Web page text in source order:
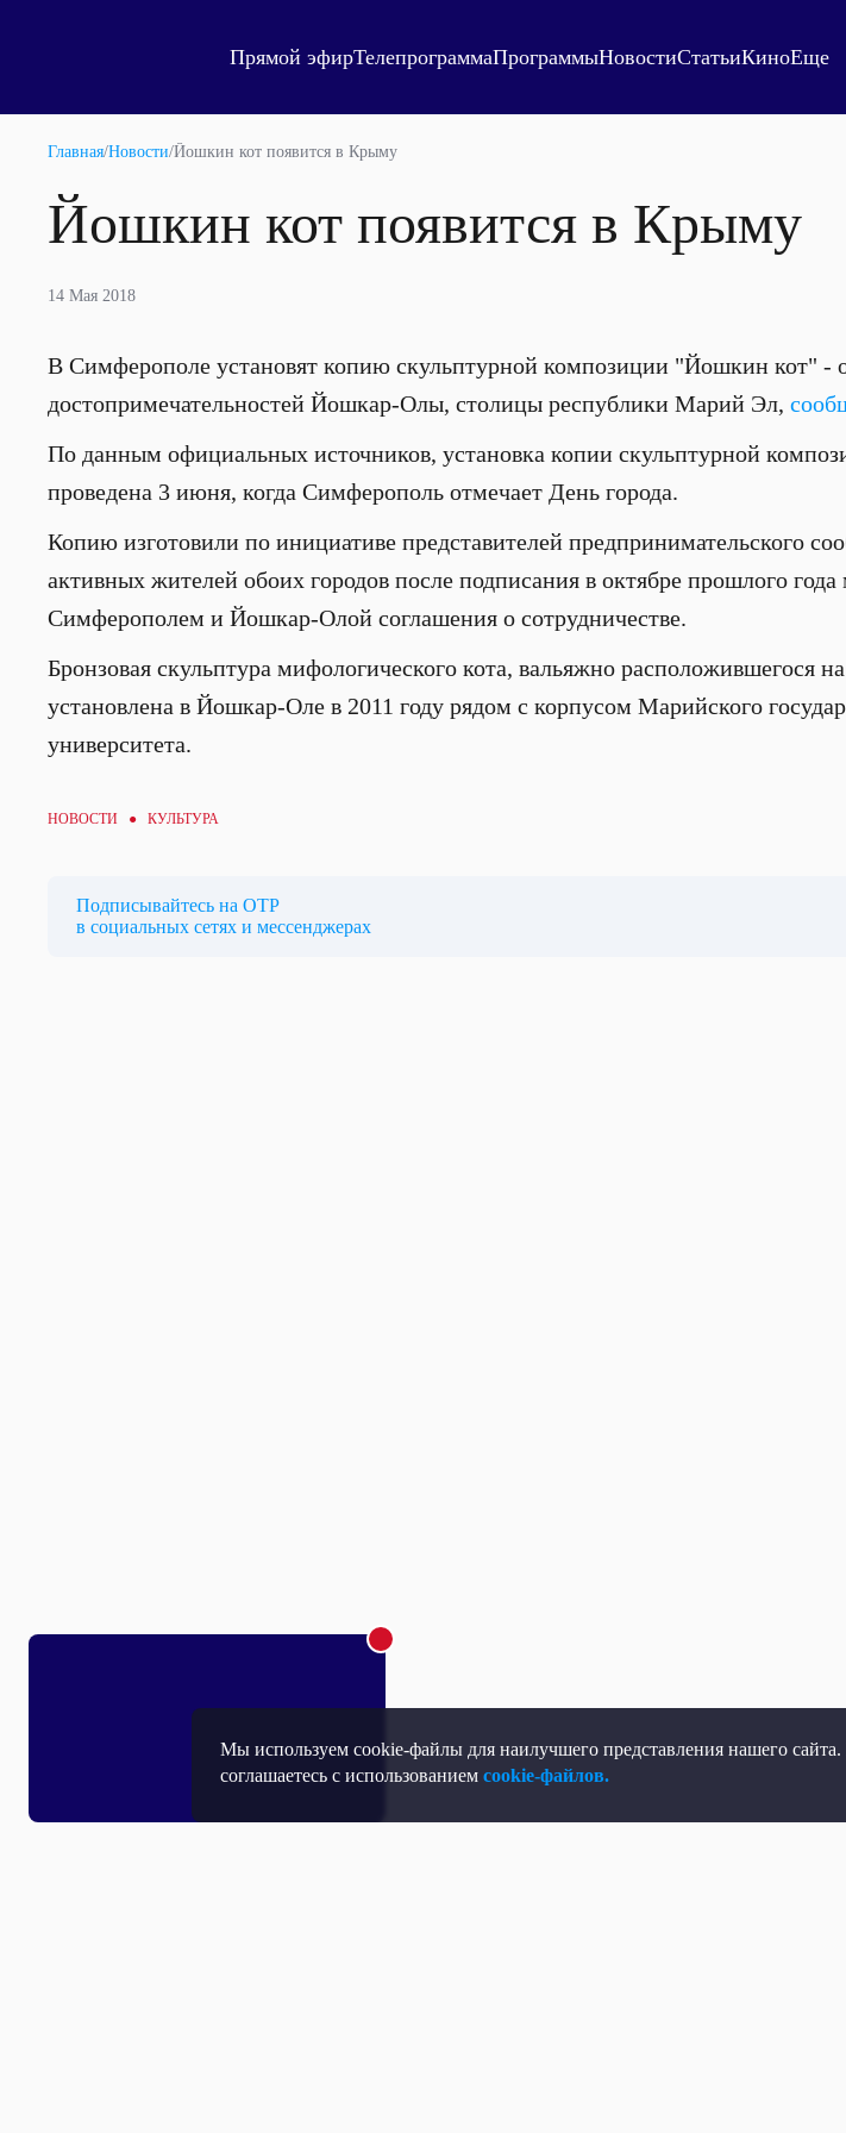
Мы используем cookie-файлы для наилучшего представления нашего сайта.
соглашаетесь с использованиемcookie-файлов.
Прямой эфирТелепрограммаПрограммыНовостиСтатьиКиноЕще
Главная/Новости/Йошкин кот появится в Крыму
Йошкин кот появится в Крыму
14 Мая 2018
В Симферополе установят копию скульптурной композиции "Йошкин кот" -
достопримечательностей Йошкар-Олы, столицы республики Марий Эл,
По данным официальных источников, установка копии скульптурной
проведена 3 июня, когда Симферополь отмечает День города.
Копию изготовили по инициативе представителей предпринимательского
активных жителей обоих городов после подписания в октябре прошлого
Симферополем и Йошкар-Олой соглашения о сотрудничестве.
Бронзовая скульптура мифологического кота, вальяжно расположившегося
установлена в Йошкар-Оле в 2011 году рядом с корпусом Марийского
университета.
НОВОСТИ ● КУЛЬТУРА
Подписывайтесь на ОТР
в социальных сетях и мессенджерах